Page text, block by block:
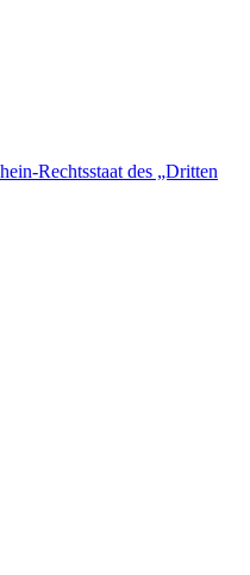
Rechtsstaat des „Dritten